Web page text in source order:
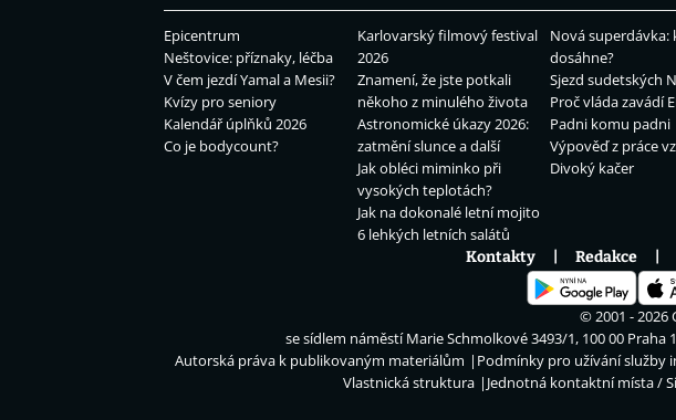
Epicentrum
Neštovice: příznaky, léčba
V čem jezdí Yamal a Mesii?
Kvízy pro seniory
Kalendář úplňků 2026
Co je bodycount?
Karlovarský filmový festival
2026
Znamení, že jste potkali
někoho z minulého života
Astronomické úkazy 2026:
zatmění slunce a další
Jak obléci miminko při
vysokých teplotách?
Jak na dokonalé letní mojito
6 lehkých letních salátů
Nová superdávka:
dosáhne?
Sjezd sudetských
Proč vláda zavádí
Padni komu padni
Výpověď z práce
Divoký kačer
Kontakty Redakce
© 2001 - 2026
se sídlem náměstí Marie Schmolkové 3493/1, 100 00 Praha
Autorská práva k publikovaným materiálům
Podmínky pro užívání služby
Vlastnická struktura
Jednotná kontaktní místa /